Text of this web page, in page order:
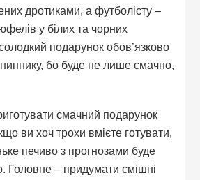
дротиками, а футболісту –
у білих та чорних
подарунок обов’язково
бо буде не лише смачно,
смачний подарунок
ви хоч трохи вмієте готувати,
печиво з прогнозами буде
Головне – придумати смішні